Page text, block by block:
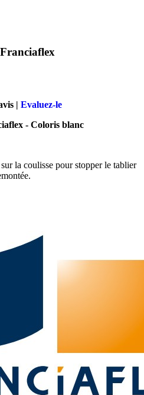
| Evaluez-le
- Coloris blanc
la coulisse pour stopper le tablier